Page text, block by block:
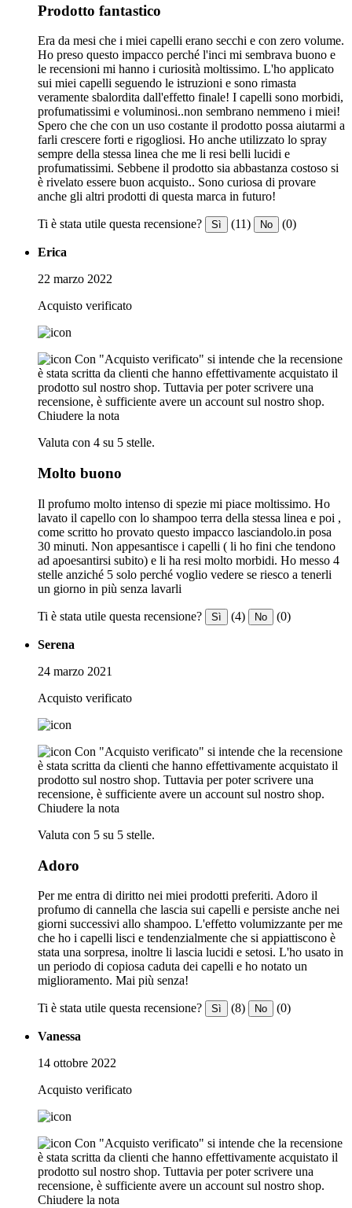
Prodotto fantastico
Era da mesi che i miei capelli erano secchi e con zero volume.
Ho preso questo impacco perché l'inci mi sembrava buono e
le recensioni mi hanno i curiosità moltissimo. L'ho applicato
sui miei capelli seguendo le istruzioni e sono rimasta
veramente sbalordita dall'effetto finale! I capelli sono morbidi,
profumatissimi e voluminosi..non sembrano nemmeno i miei!
Spero che che con un uso costante il prodotto possa aiutarmi a
farli crescere forti e rigogliosi. Ho anche utilizzato lo spray
sempre della stessa linea che me li resi belli lucidi e
profumatissimi. Sebbene il prodotto sia abbastanza costoso si
è rivelato essere buon acquisto.. Sono curiosa di provare
anche gli altri prodotti di questa marca in futuro!
Ti è stata utile questa recensione? Sì (11) No (0)
Erica
22 marzo 2022
Acquisto verificato
Con "Acquisto verificato" si intende che la recensione
è stata scritta da clienti che hanno effettivamente acquistato il
prodotto sul nostro shop. Tuttavia per poter scrivere una
recensione, è sufficiente avere un account sul nostro shop.
Chiudere la nota
Valuta con 4 su 5 stelle.
Molto buono
Il profumo molto intenso di spezie mi piace moltissimo. Ho
lavato il capello con lo shampoo terra della stessa linea e poi ,
come scritto ho provato questo impacco lasciandolo.in posa
30 minuti. Non appesantisce i capelli ( li ho fini che tendono
ad apoesantirsi subito) e li ha resi molto morbidi. Ho messo 4
stelle anziché 5 solo perché voglio vedere se riesco a tenerli
un giorno in più senza lavarli
Ti è stata utile questa recensione? Sì (4) No (0)
Serena
24 marzo 2021
Acquisto verificato
Con "Acquisto verificato" si intende che la recensione
è stata scritta da clienti che hanno effettivamente acquistato il
prodotto sul nostro shop. Tuttavia per poter scrivere una
recensione, è sufficiente avere un account sul nostro shop.
Chiudere la nota
Valuta con 5 su 5 stelle.
Adoro
Per me entra di diritto nei miei prodotti preferiti. Adoro il
profumo di cannella che lascia sui capelli e persiste anche nei
giorni successivi allo shampoo. L'effetto volumizzante per me
che ho i capelli lisci e tendenzialmente che si appiattiscono è
stata una sorpresa, inoltre li lascia lucidi e setosi. L'ho usato in
un periodo di copiosa caduta dei capelli e ho notato un
miglioramento. Mai più senza!
Ti è stata utile questa recensione? Sì (8) No (0)
Vanessa
14 ottobre 2022
Acquisto verificato
Con "Acquisto verificato" si intende che la recensione
è stata scritta da clienti che hanno effettivamente acquistato il
prodotto sul nostro shop. Tuttavia per poter scrivere una
recensione, è sufficiente avere un account sul nostro shop.
Chiudere la nota